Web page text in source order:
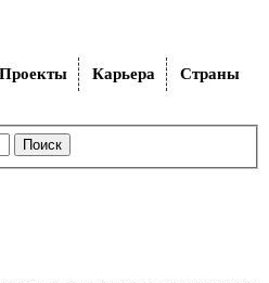
Проекты Карьера
Страны